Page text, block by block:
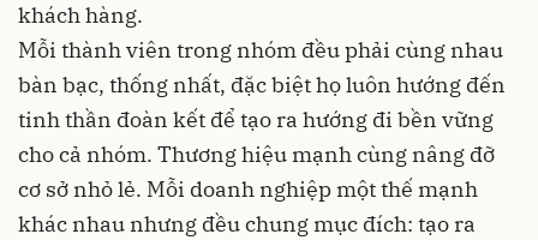
khách hàng.
Mỗi thành viên trong nhóm đều phải cùng nhau
bàn bạc, thống nhất, đặc biệt họ luôn hướng đến
tinh thần đoàn kết để tạo ra hướng đi bền vững
cho cả nhóm. Thương hiệu mạnh cùng nâng đỡ
cơ sở nhỏ lẻ. Mỗi doanh nghiệp một thế mạnh
khác nhau nhưng đều chung mục đích: tạo ra